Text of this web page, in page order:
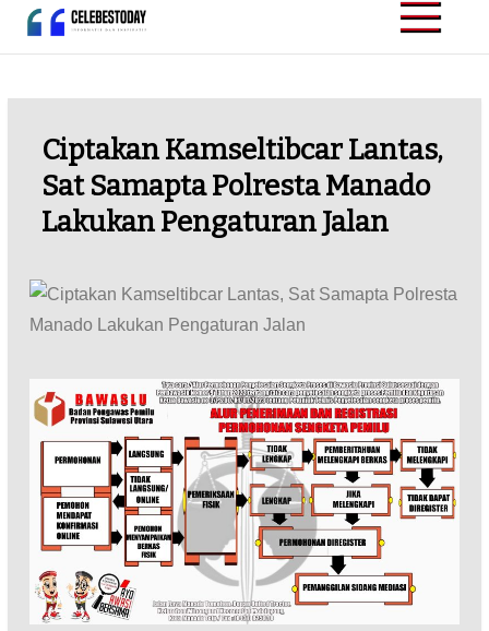
Skip
CELEBESTODAY.ID
Informatif dan
Ciptakan Kamseltibcar Lantas,
Sat Samapta Polresta Manado
Lakukan Pengaturan Jalan